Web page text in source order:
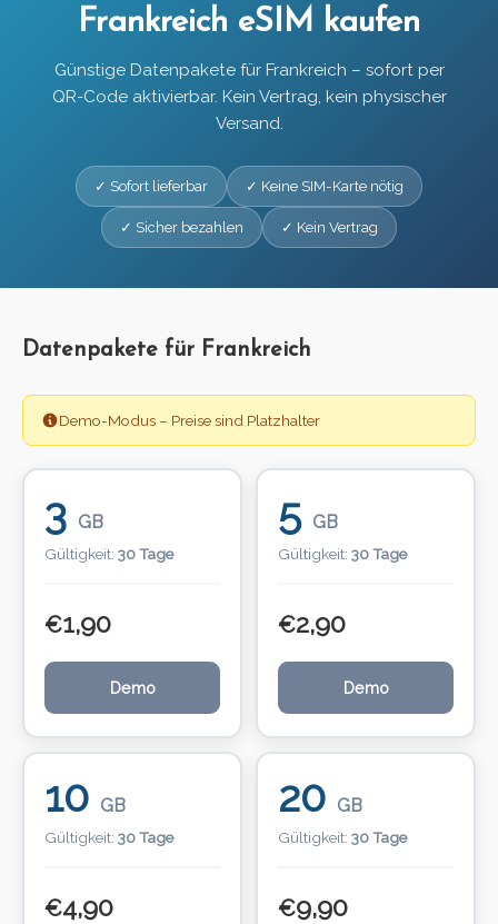
Frankreich eSIM kaufen
Günstige Datenpakete für Frankreich – sofort per
QR-Code aktivierbar. Kein Vertrag, kein physischer
Versand.
✓ Sofort lieferbar ✓ Keine SIM-Karte nötig
✓ Sicher bezahlen ✓ Kein Vertrag
Datenpakete für Frankreich
Demo-Modus – Preise sind Platzhalter
3 GB
Gültigkeit: 30 Tage
€1,90
Demo
5 GB
Gültigkeit: 30 Tage
€2,90
Demo
10 GB
Gültigkeit: 30 Tage
€4,90
20 GB
Gültigkeit: 30 Tage
€9,90